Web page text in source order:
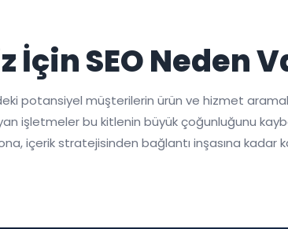
SEO Neden
potansiyel müşterilerin ürün ve hizmet
işletmeler bu kitlenin büyük çoğunluğunu
içerik stratejisinden bağlantı inşasına kadar